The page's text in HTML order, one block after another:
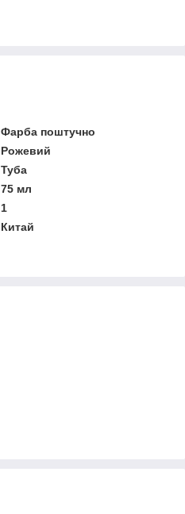
Фарба поштучно
Рожевий
Туба
75 мл
1
Китай